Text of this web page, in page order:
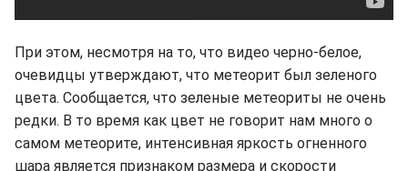
При этом, несмотря на то, что видео черно-белое,
очевидцы утверждают, что метеорит был зеленого
цвета. Сообщается, что зеленые метеориты не очень
редки. В то время как цвет не говорит нам много о
самом метеорите, интенсивная яркость огненного
шара является признаком размера и скорости